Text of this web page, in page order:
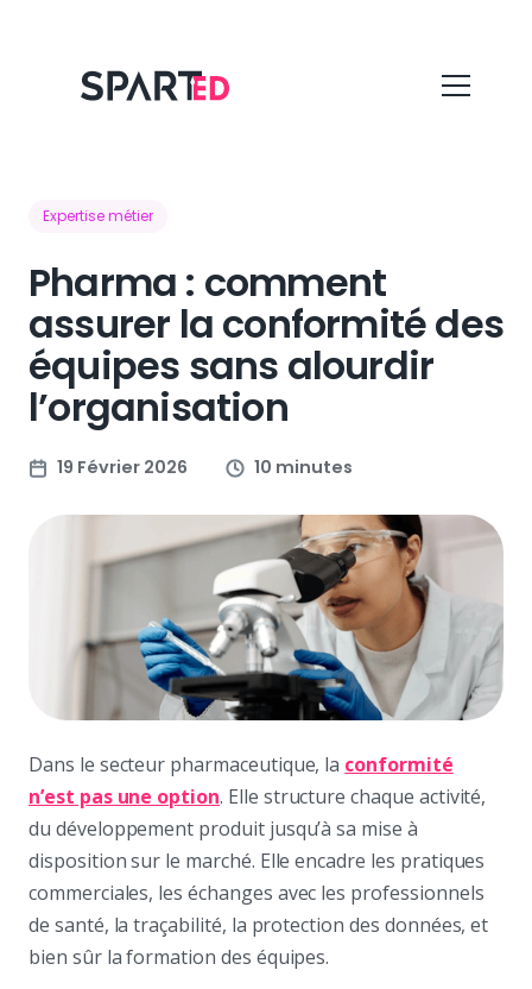
Expertise métier
Pharma : comment
assurer la conformité des
équipes sans alourdir
l’organisation
19 Février 2026 10 minutes
Dans le secteur pharmaceutique, la conformité
n’est pas une option. Elle structure chaque activité,
du développement produit jusqu’à sa mise à
disposition sur le marché. Elle encadre les pratiques
commerciales, les échanges avec les professionnels
de santé, la traçabilité, la protection des données, et
bien sûr la formation des équipes.